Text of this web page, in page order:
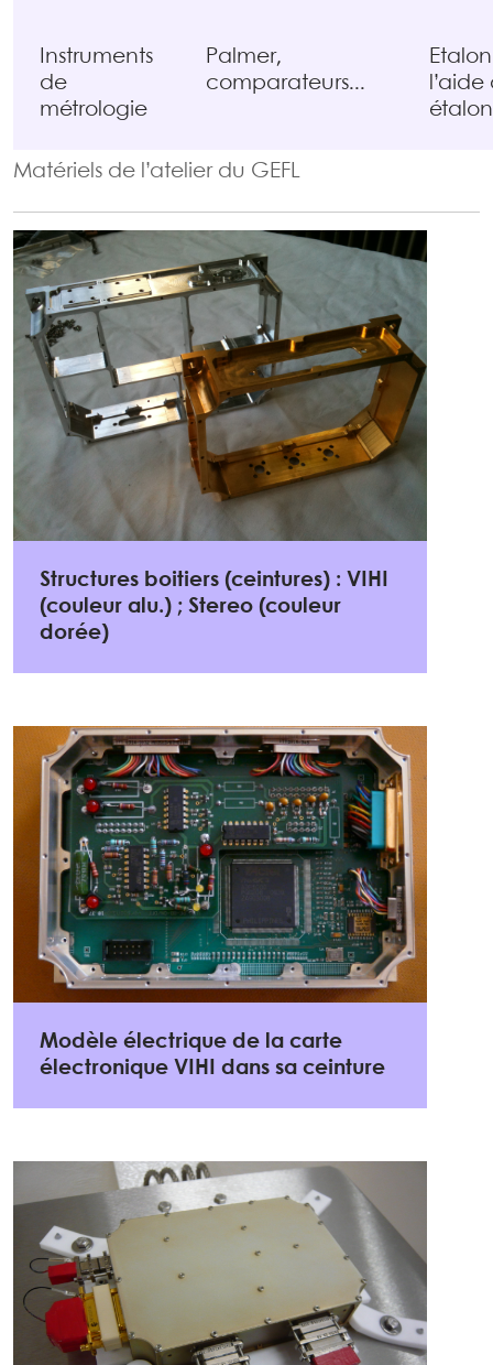
Matériels de l’atelier du GEFL
Instruments
de
métrologie
Palmer,
comparateurs...
étalon
Structures boitiers (ceintures) : VIHI
(couleur alu.) ; Stereo (couleur
dorée)
Modèle électrique de la carte
électronique VIHI dans sa ceinture